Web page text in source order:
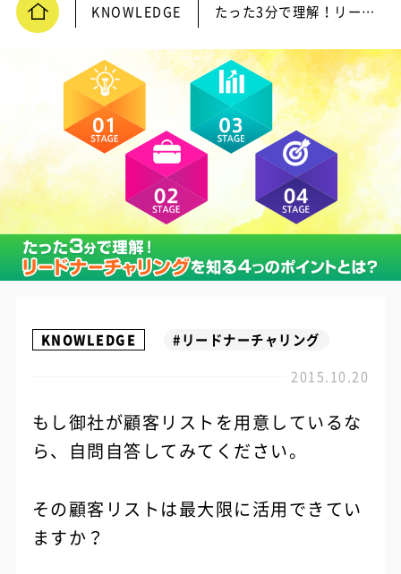
KNOWLEDGE たった3分で理解！リードナーチャリングを知る4つのポイントとは？
KNOWLEDGE
#リードナーチャリング
2015.10.20
もし御社が顧客リストを用意しているな
ら、自問自答してみてください。
その顧客リストは最大限に活用できてい
ますか？